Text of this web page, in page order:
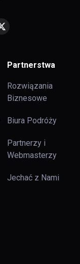
Partnerstwa
Rozwiązania
Biznesowe
Biura Podróży
Partnerzy i
Webmasterzy
Jechać z Nami